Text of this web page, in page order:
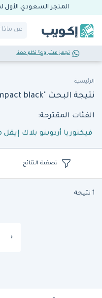
المتجر السعودي الأول
تجهز مشروع؟ تكلم معنا
الرئيسية
نتيجة البحث "cafflano kompact black"
الفئات المقترحة:
فيكتوريا أردوينو بلاك إيقل
تصفية النتائج
1 نتيجة
‹